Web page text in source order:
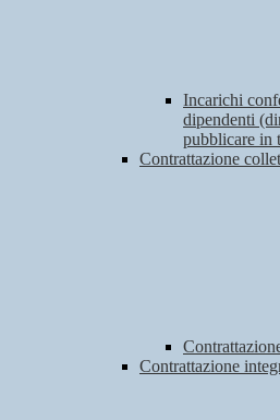
Incarichi
dipendenti
pubblicare in
Contrattazione
Contrattazione